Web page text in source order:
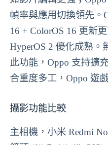
幀率與應用切換領先。
16 + ColorOS 16 更新
HyperOS 2 優化成熟。
此功能，Oppo 支持擴
合重度多工，Oppo 遊
攝影功能比較
主相機，小米 Redmi